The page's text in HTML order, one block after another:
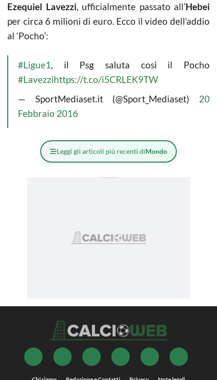
Ezequiel Lavezzi, ufficialmente passato all’Hebei
per circa 6 milioni di euro. Ecco il video dell’addio
al ‘Pocho’:
#Ligue1, il Psg saluta così il Pocho
#Lavezzihttps://t.co/i5CRLEK9TW
— SportMediaset.it (@Sport_Mediaset) 20
Febbraio 2016
Leggi gli articoli più recenti diMondo